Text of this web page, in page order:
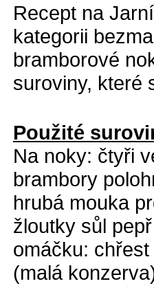
Recept na
kategorii
bramborové
suroviny, které
Použité
Na noky: čtyři
brambory
hrubá mouka
žloutky sůl
omáčku:
(malá